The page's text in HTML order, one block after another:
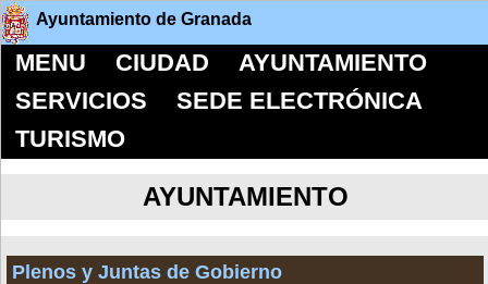
Ayuntamiento de Granada
MENU CIUDAD
AYUNTAMIENTO
SERVICIOS
SEDE ELECTRÓNICA
TURISMO
AYUNTAMIENTO
Plenos y Juntas de Gobierno